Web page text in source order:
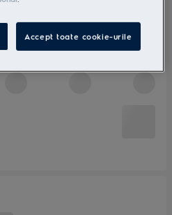
Accept toate cookie-urile